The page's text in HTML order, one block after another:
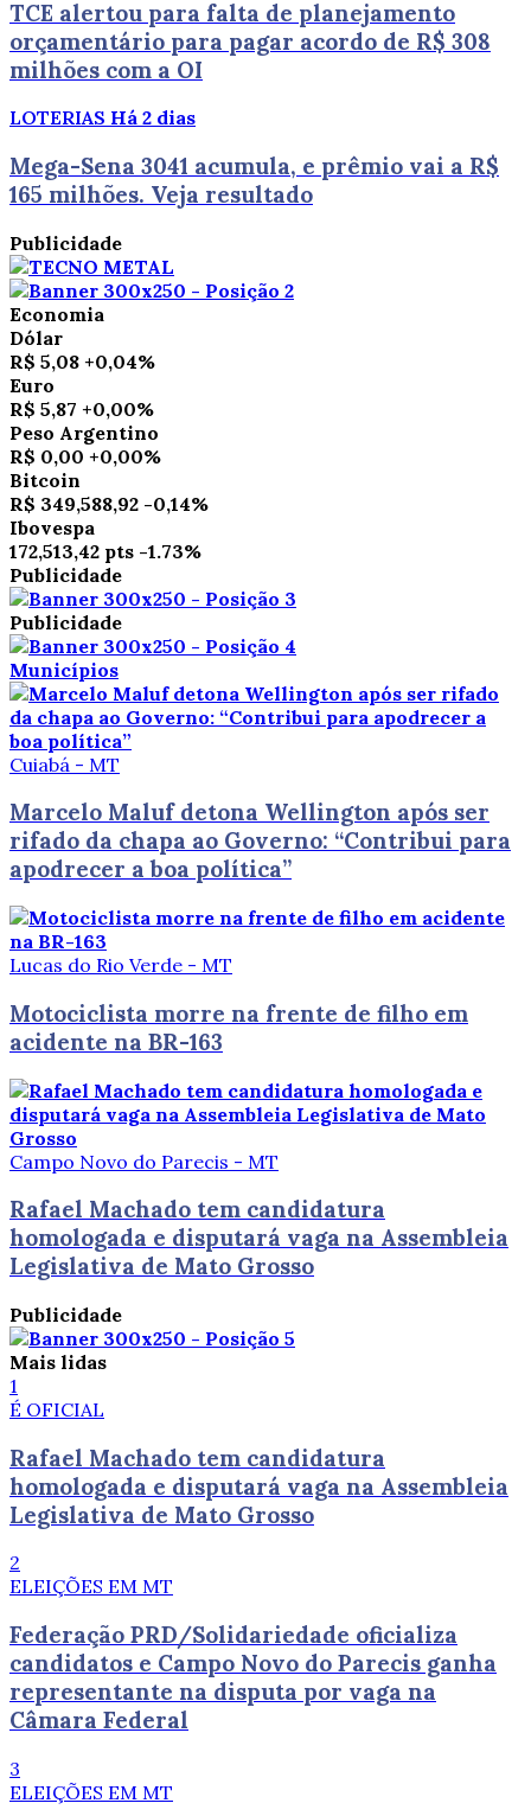
TCE alertou para falta de planejamento
orçamentário para pagar acordo de R$ 308
milhões com a OI
LOTERIAS Há 2 dias
Mega-Sena 3041 acumula, e prêmio vai a R$
165 milhões. Veja resultado
Publicidade
Economia
Dólar
R$ 5,08 +0,04%
Euro
R$ 5,87 +0,00%
Peso Argentino
R$ 0,00 +0,00%
Bitcoin
R$ 349,588,92 -0,14%
Ibovespa
172,513,42 pts -1.73%
Publicidade
Publicidade
Municípios
Cuiabá - MT
Marcelo Maluf detona Wellington após ser
rifado da chapa ao Governo: “Contribui para
apodrecer a boa política”
Lucas do Rio Verde - MT
Motociclista morre na frente de filho em
acidente na BR-163
Campo Novo do Parecis - MT
Rafael Machado tem candidatura
homologada e disputará vaga na Assembleia
Legislativa de Mato Grosso
Publicidade
Mais lidas
1
É OFICIAL
Rafael Machado tem candidatura
homologada e disputará vaga na Assembleia
Legislativa de Mato Grosso
2
ELEIÇÕES EM MT
Federação PRD/Solidariedade oficializa
candidatos e Campo Novo do Parecis ganha
representante na disputa por vaga na
Câmara Federal
3
ELEIÇÕES EM MT